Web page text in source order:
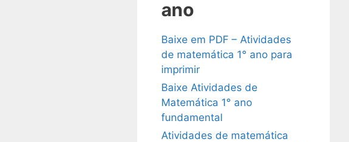
ano
Baixe em PDF – Atividades
de matemática 1° ano para
imprimir
Baixe Atividades de
Matemática 1° ano
fundamental
Atividades de matemática